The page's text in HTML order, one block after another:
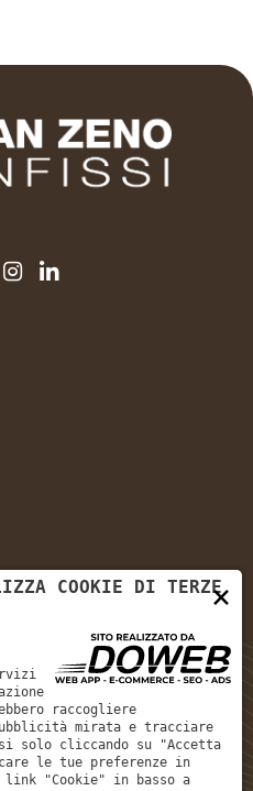
77 - 37138 Verona VR
×
COOKIE DI TERZE
raccogliere
mirata e tracciare
cliccando su "Accetta
le tue preferenze in
"Cookie" in basso a